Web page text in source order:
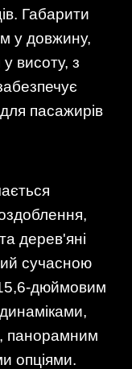
Габарити
у довжину,
висоту, з
пасажирів
дерев'яні
сучасною
дюймовим
панорамним
опціями.